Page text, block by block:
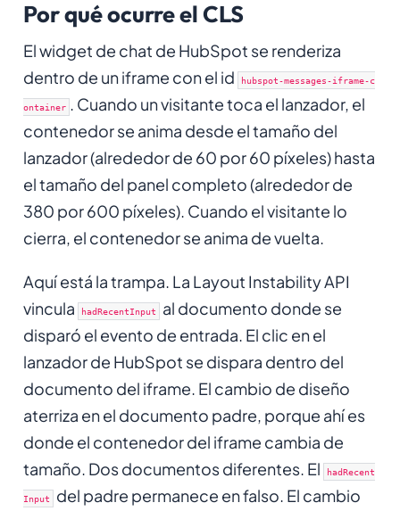
Por qué ocurre el CLS
El widget de chat de HubSpot se renderiza
dentro de un iframe con el id
hubspot-messages-iframe-c
ontainer . Cuando un visitante toca el lanzador, el
contenedor se anima desde el tamaño del
lanzador (alrededor de 60 por 60 píxeles) hasta
el tamaño del panel completo (alrededor de
380 por 600 píxeles). Cuando el visitante lo
cierra, el contenedor se anima de vuelta.
Aquí está la trampa. La Layout Instability API
vincula
hadRecentInput al documento donde se
disparó el evento de entrada. El clic en el
lanzador de HubSpot se dispara dentro del
documento del iframe. El cambio de diseño
aterriza en el documento padre, porque ahí es
donde el contenedor del iframe cambia de
tamaño. Dos documentos diferentes. El
hadRecent
Input del padre permanece en falso. El cambio